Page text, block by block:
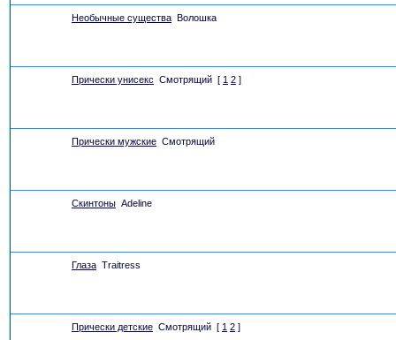
Необычные существа Волошка
Прически унисекс Смотрящий [ 1 2 ]
Прически мужские Смотрящий
Скинтоны Adeline
Глаза Traitress
Прически детские Смотрящий [ 1 2 ]